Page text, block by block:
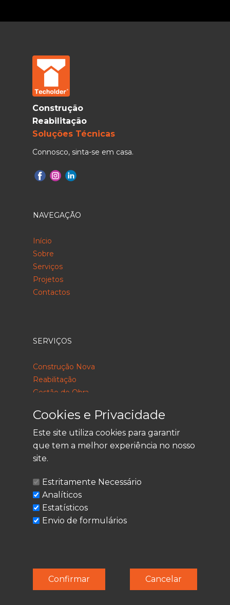
Construção
Reabilitação
Soluções Técnicas
Connosco, sinta-se em casa.
NAVEGAÇÃO
Início
Sobre
Serviços
Projetos
Contactos
SERVIÇOS
Construção Nova
Reabilitação
Gestão de Obra
LEGAL
Política de Privacidade
Termos de Utilização
Cookies
© Techolder. Todos os direitos reservados.
SmashLine
Cookies e Privacidade
Este site utiliza cookies para garantir
que tem a melhor experiência no nosso
site.
Estritamente Necessário
Analíticos
Estatísticos
Envio de formulários
Cancelar
Confirmar